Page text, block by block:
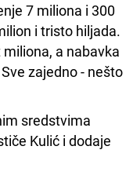
7 miliona i 300
i tristo hiljada.
a nabavka
zajedno - nešto
sredstvima
Kulić i dodaje